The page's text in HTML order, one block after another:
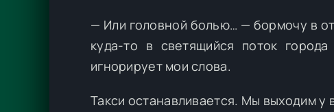
— Или головной болью… — бормочу в
куда-то в светящийся поток
игнорирует мои слова.
Такси останавливается. Мы выходим у